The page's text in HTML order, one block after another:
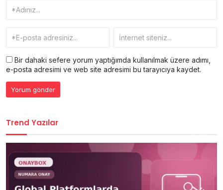
Bir dahaki sefere yorum yaptığımda kullanılmak üzere adımı,
e-posta adresimi ve web site adresimi bu tarayıcıya kaydet.
Trend Yazılar